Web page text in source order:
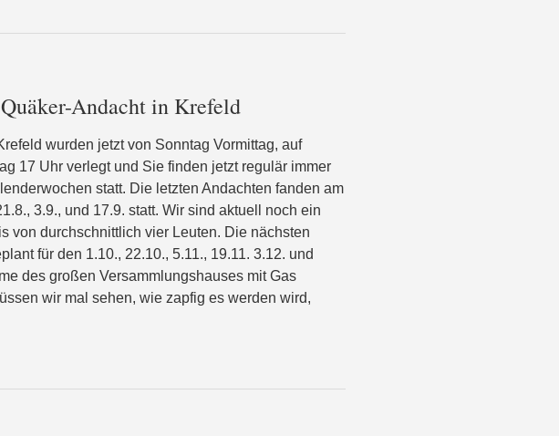
Andacht in Krefeld
wurden jetzt von Sonntag Vormittag, auf
17 Uhr verlegt und Sie finden jetzt regulär immer
statt. Die letzten Andachten fanden am
3.9., und 17.9. statt. Wir sind aktuell noch ein
von durchschnittlich vier Leuten. Die nächsten
für den 1.10., 22.10., 5.11., 19.11. 3.12. und
des großen Versammlungshauses mit Gas
wir mal sehen, wie zapfig es werden wird,